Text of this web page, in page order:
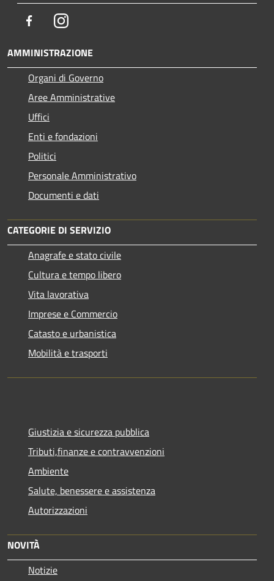
FacebookInstagram
AMMINISTRAZIONE
Organi di Governo
Aree Amministrative
Uffici
Enti e fondazioni
Politici
Personale Amministrativo
Documenti e dati
CATEGORIE DI SERVIZIO
Anagrafe e stato civile
Cultura e tempo libero
Vita lavorativa
Imprese e Commercio
Catasto e urbanistica
Mobilità e trasporti
Giustizia e sicurezza pubblica
Tributi,finanze e contravvenzioni
Ambiente
Salute, benessere e assistenza
Autorizzazioni
NOVITÀ
Notizie